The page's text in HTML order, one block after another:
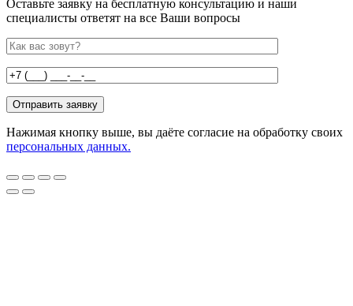
Оставьте заявку на бесплатную консультацию и наши
специалисты ответят на все Ваши вопросы
Нажимая кнопку выше, вы даёте согласие на обработку своих
персональных данных.